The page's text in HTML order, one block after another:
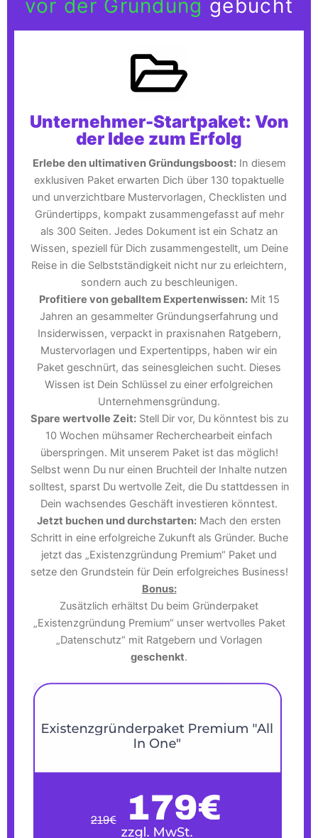
vor der Gründung gebucht
Unternehmer-Startpaket: Von
der Idee zum Erfolg
Erlebe den ultimativen Gründungsboost:In diesem
exklusiven Paket erwarten Dich über 130 topaktuelle
und unverzichtbare Mustervorlagen, Checklisten und
Gründertipps, kompakt zusammengefasst auf mehr
als 300 Seiten. Jedes Dokument ist ein Schatz an
Wissen, speziell für Dich zusammengestellt, um Deine
Reise in die Selbstständigkeit nicht nur zu erleichtern,
sondern auch zu beschleunigen.
Profitiere von geballtem Expertenwissen:Mit 15
Jahren an gesammelter Gründungserfahrung und
Insiderwissen, verpackt in praxisnahen Ratgebern,
Mustervorlagen und Expertentipps, haben wir ein
Paket geschnürt, das seinesgleichen sucht. Dieses
Wissen ist Dein Schlüssel zu einer erfolgreichen
Unternehmensgründung.
Spare wertvolle Zeit:Stell Dir vor, Du könntest bis zu
10 Wochen mühsamer Recherchearbeit einfach
überspringen. Mit unserem Paket ist das möglich!
Selbst wenn Du nur einen Bruchteil der Inhalte nutzen
solltest, sparst Du wertvolle Zeit, die Du stattdessen in
Dein wachsendes Geschäft investieren könntest.
Jetzt buchen und durchstarten: Mach den ersten
Schritt in eine erfolgreiche Zukunft als Gründer. Buche
jetzt das „Existenzgründung Premium“ Paket und
setze den Grundstein für Dein erfolgreiches Business!
Bonus:
Zusätzlich erhältst Du beim Gründerpaket
„Existenzgründung Premium“ unser wertvolles Paket
„Datenschutz“ mit Ratgebern und Vorlagen
geschenkt.